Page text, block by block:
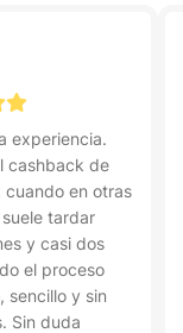
experiencia.
cashback de
cuando en otras
tardar
y casi dos
el proceso
sencillo y sin
Sin duda